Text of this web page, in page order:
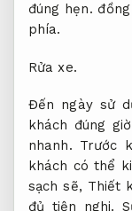
đúng hẹn.
phía.
Rửa xe.
Đến ngày sử
khách đúng
nhanh. Trước
khách có thể
sạch sẽ, Thiết
đủ tiện nghi.